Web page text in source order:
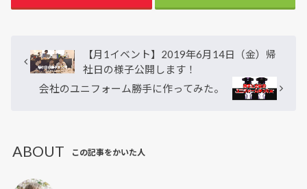
【月1イベント】2019年6月14日（金）帰
社日の様子公開します！
会社のユニフォーム勝手に作ってみた。
ABOUT この記事をかいた人